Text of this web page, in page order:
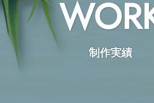
制作実績